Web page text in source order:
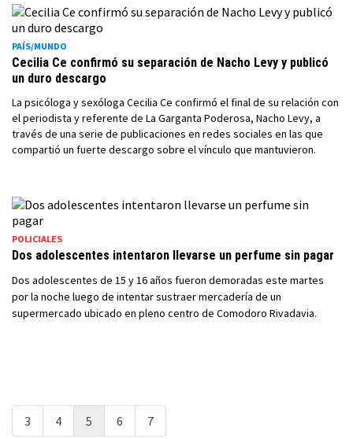
PAÍS/MUNDO
Cecilia Ce confirmó su separación de Nacho Levy y publicó
un duro descargo
La psicóloga y sexóloga Cecilia Ce confirmó el final de su relación con
el periodista y referente de La Garganta Poderosa, Nacho Levy, a
través de una serie de publicaciones en redes sociales en las que
compartió un fuerte descargo sobre el vínculo que mantuvieron.
POLICIALES
Dos adolescentes intentaron llevarse un perfume sin pagar
Dos adolescentes de 15 y 16 años fueron demoradas este martes
por la noche luego de intentar sustraer mercadería de un
supermercado ubicado en pleno centro de Comodoro Rivadavia.
3 4 5 6 7